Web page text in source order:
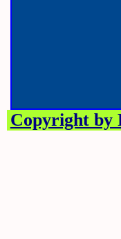
Copyright by